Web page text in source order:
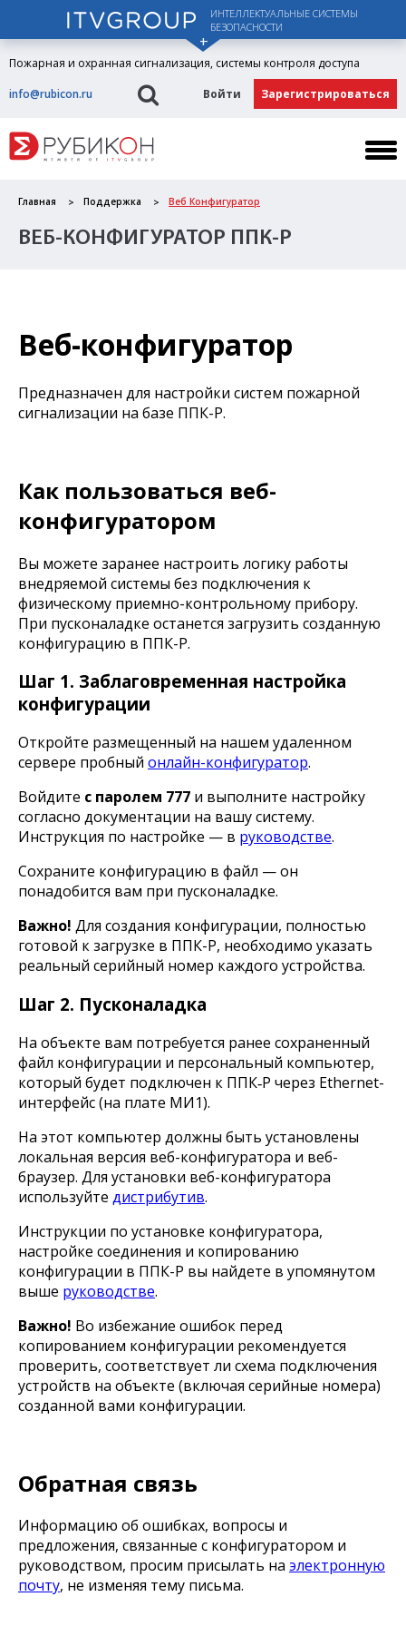
ИНТЕЛЛЕКТУАЛЬНЫЕ СИСТЕМЫ
БЕЗОПАСНОСТИ
Пожарная и охранная сигнализация, системы контроля доступа
info@rubicon.ru
Войти Зарегистрироваться
Главная Поддержка Веб Конфигуратор
ВЕБ-КОНФИГУРАТОР ППК-Р
Веб-конфигуратор
Предназначен для настройки систем пожарной
сигнализации на базе ППК-Р.
Как пользоваться веб-
конфигуратором
Вы можете заранее настроить логику работы
внедряемой системы без подключения к
физическому приемно-контрольному прибору.
При пусконаладке останется загрузить созданную
конфигурацию в ППК-Р.
Шаг 1. Заблаговременная настройка
конфигурации
Откройте размещенный на нашем удаленном
сервере пробный онлайн-конфигуратор.
Войдите с паролем 777 и выполните настройку
согласно документации на вашу систему.
Инструкция по настройке — в руководстве.
Сохраните конфигурацию в файл — он
понадобится вам при пусконаладке.
Важно! Для создания конфигурации, полностью
готовой к загрузке в ППК-Р, необходимо указать
реальный серийный номер каждого устройства.
Шаг 2. Пусконаладка
На объекте вам потребуется ранее сохраненный
файл конфигурации и персональный компьютер,
который будет подключен к ППК‑Р через Ethernet-
интерфейс (на плате МИ1).
На этот компьютер должны быть установлены
локальная версия веб-конфигуратора и веб-
браузер. Для установки веб-конфигуратора
используйте дистрибутив.
Инструкции по установке конфигуратора,
настройке соединения и копированию
конфигурации в ППК-Р вы найдете в упомянутом
выше руководстве.
Важно! Во избежание ошибок перед
копированием конфигурации рекомендуется
проверить, соответствует ли схема подключения
устройств на объекте (включая серийные номера)
созданной вами конфигурации.
Обратная связь
Информацию об ошибках, вопросы и
предложения, связанные с конфигуратором и
руководством, просим присылать на электронную
почту, не изменяя тему письма.